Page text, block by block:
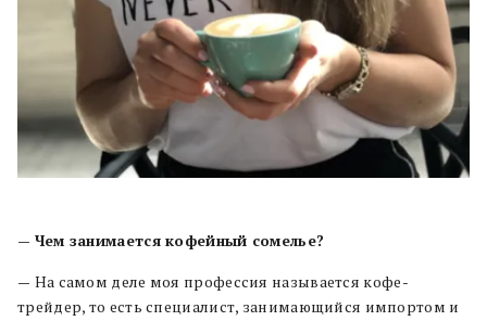
— Чем занимается кофейный сомелье?
— На самом деле моя профессия называется кофе-
трейдер, то есть специалист, занимающийся импортом и